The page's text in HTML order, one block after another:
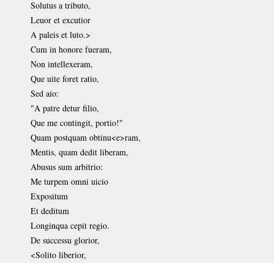
Solutus a tributo,
Leuor et excutior
A paleis et luto.>
Cum in honore fueram,
Non intellexeram,
Que uite foret ratio,
Sed aio:
"A patre detur filio,
Que me contingit, portio!"
Quam postquam obtinu<e>ram,
Mentis, quam dedit liberam,
Abusus sum arbitrio:
Me turpem omni uicio
Expositum
Et deditum
Longinqua cepit regio.
De successu glorior,
<Solito liberior,